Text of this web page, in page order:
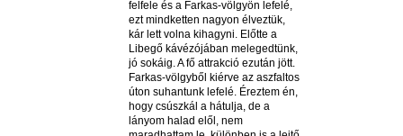
felfele és a Farkas-völgyön lefelé,
ezt mindketten nagyon élveztük,
kár lett volna kihagyni. Előtte a
Libegő kávézójában melegedtünk,
jó sokáig. A fő attrakció ezután jött.
Farkas-völgyből kiérve az aszfaltos
úton suhantunk lefelé. Éreztem én,
hogy csúszkál a hátulja, de a
lányom halad elől, nem